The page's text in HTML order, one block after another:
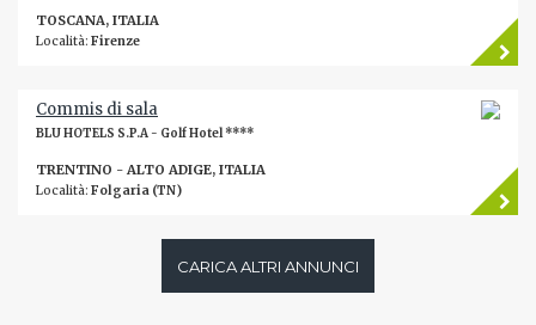
TOSCANA, ITALIA
Località: Firenze
Commis di sala
BLU HOTELS S.P.A - Golf Hotel ****
TRENTINO - ALTO ADIGE, ITALIA
Località: Folgaria (TN)
CARICA ALTRI ANNUNCI